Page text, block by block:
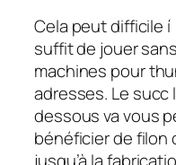
Cela peut difficile
suffit de jouer
machines pour
adresses. Le succ
dessous va vous
bénéficier de filon